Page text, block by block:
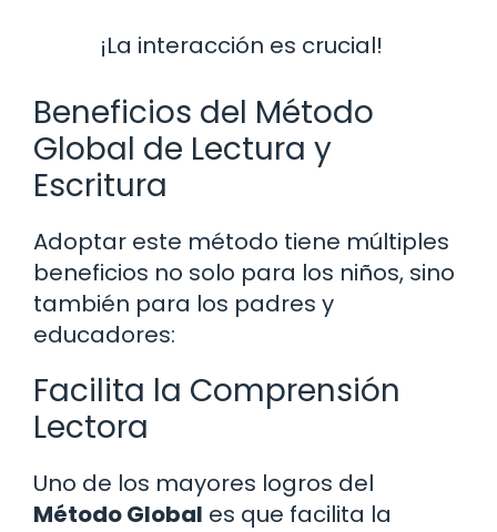
¡La interacción es crucial!
Beneficios del Método
Global de Lectura y
Escritura
Adoptar este método tiene múltiples
beneficios no solo para los niños, sino
también para los padres y
educadores:
Facilita la Comprensión
Lectora
Uno de los mayores logros del
Método Global es que facilita la